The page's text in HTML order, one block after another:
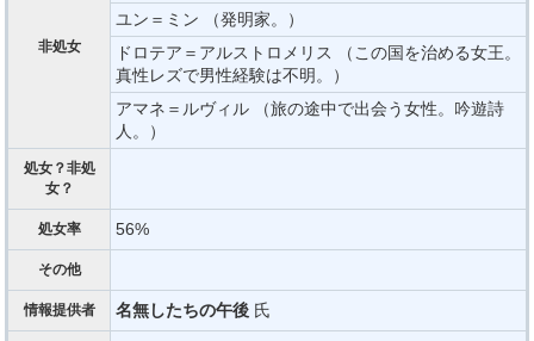
非処女
ユン＝ミン （発明家。）
ドロテア＝アルストロメリス （この国を治める女王。
真性レズで男性経験は不明。）
アマネ＝ルヴィル （旅の途中で出会う女性。吟遊詩
人。）
処女？非処
女？
処女率 56%
その他
情報提供者 名無したちの午後 氏